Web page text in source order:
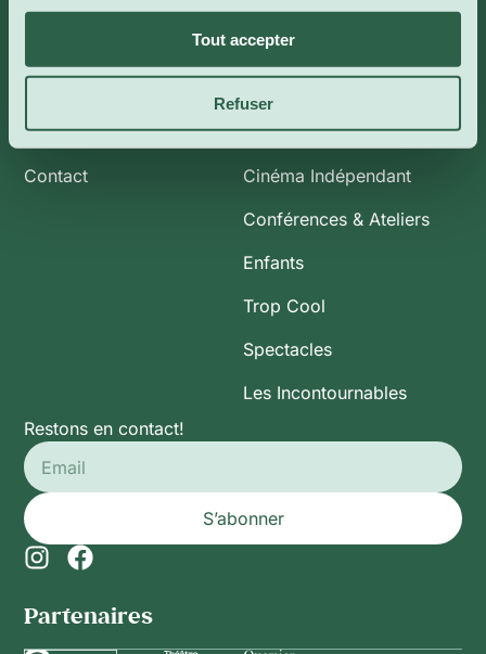
Tout accepter
Refuser
CoolBytes
Contact
Catégories
Plein Air
Cinéma Indépendant
Conférences & Ateliers
Enfants
Trop Cool
Spectacles
Les Incontournables
Restons en contact!
S’abonner
Partenaires​